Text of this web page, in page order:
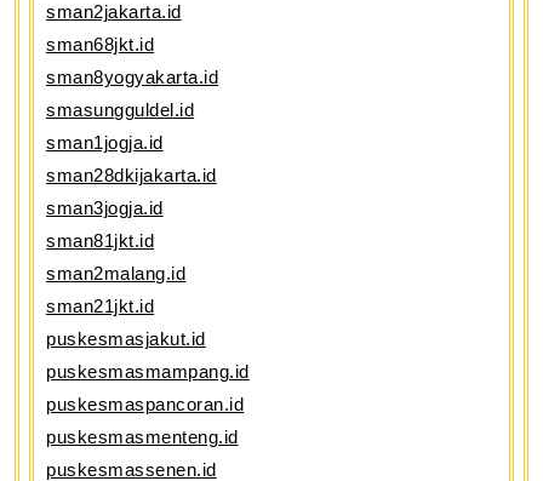
sman2jakarta.id
sman68jkt.id
sman8yogyakarta.id
smasungguldel.id
sman1jogja.id
sman28dkijakarta.id
sman3jogja.id
sman81jkt.id
sman2malang.id
sman21jkt.id
puskesmasjakut.id
puskesmasmampang.id
puskesmaspancoran.id
puskesmasmenteng.id
puskesmassenen.id